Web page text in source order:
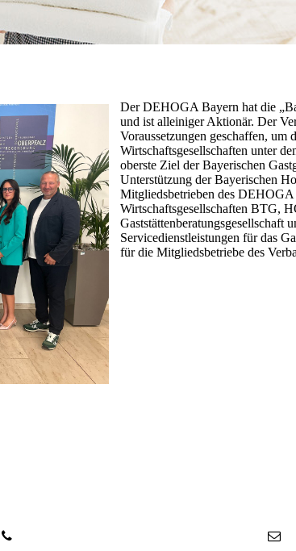
Der DEHOGA Bayern hat die
und ist alleiniger Aktionär. Der
Voraussetzungen geschaffen, um
Wirtschaftsgesellschaften unter
oberste Ziel der Bayerischen
Unterstützung der Bayerischen
Mitgliedsbetrieben des
Wirtschaftsgesellschaften BTG,
Gaststättenberatungsgesellschaft
Servicedienstleistungen für das
für die Mitgliedsbetriebe des